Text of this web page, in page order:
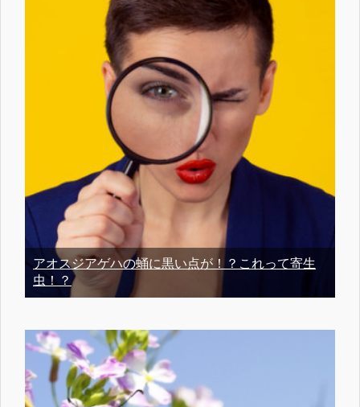
アオスジアゲハの蛹に黒い点が！？これって寄生
虫！？